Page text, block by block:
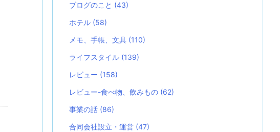
ブログのこと (43)
ホテル (58)
メモ、手帳、文具 (110)
ライフスタイル (139)
レビュー (158)
レビュー-食べ物、飲みもの (62)
事業の話 (86)
合同会社設立・運営 (47)